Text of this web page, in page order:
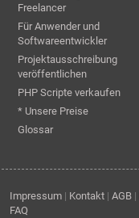
Freelancer
Für Anwender und
Softwareentwickler
Projektausschreibung
veröffentlichen
PHP Scripte verkaufen
* Unsere Preise
Glossar
Impressum | Kontakt | AGB |
FAQ